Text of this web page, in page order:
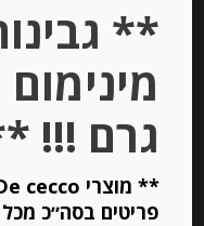
**
גרם !!!
פריטים בסה״כ